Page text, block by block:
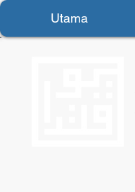
Utama